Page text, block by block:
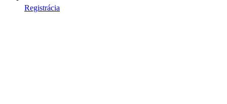
Registrácia